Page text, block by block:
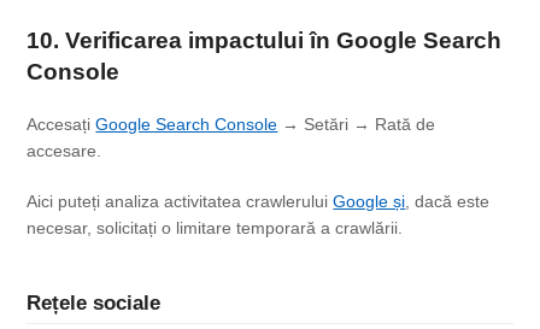
10. Verificarea impactuluiîn Google Search
Console
AccesațiGoogle Search Console → Setări → Rată de
accesare.
Aici puteți analiza activitatea crawleruluiGoogle și , dacă este
necesar, solicitați o limitare temporară a crawlării.
Rețele sociale